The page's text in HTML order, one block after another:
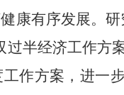
康有序发展。
过半经济工作方
作方案，进一